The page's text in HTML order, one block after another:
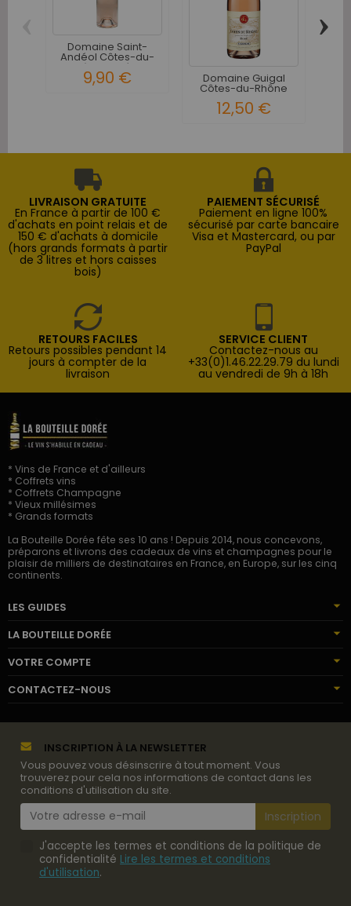
Domaine Saint-
Andéol Côtes-du-
Rhône Rosé -...
9,90 € Domaine Guigal
Côtes-du-Rhône
12,50 €
›
LIVRAISON GRATUITE
En France à partir de 100 €
d'achats en point relais et de
150 € d'achats à domicile
(hors grands formats à partir
de 3 litres et hors caisses
bois)
PAIEMENT SÉCURISÉ
Paiement en ligne 100%
sécurisé par carte bancaire
Visa et Mastercard, ou par
PayPal
RETOURS FACILES
Retours possibles pendant 14
jours à compter de la
livraison
SERVICE CLIENT
Contactez-nous au
+33(0)1.46.22.29.79 du lundi
au vendredi de 9h à 18h
* Vins de France et d'ailleurs
* Coffrets vins
* Coffrets Champagne
* Vieux millésimes
* Grands formats
La Bouteille Dorée fête ses 10 ans ! Depuis 2014, nous concevons,
préparons et livrons des cadeaux de vins et champagnes pour le
plaisir de milliers de destinataires en France, en Europe, sur les cinq
continents.
LES GUIDES
LA BOUTEILLE DORÉE
VOTRE COMPTE
CONTACTEZ-NOUS
INSCRIPTION À LA NEWSLETTER
Vous pouvez vous désinscrire à tout moment. Vous
trouverez pour cela nos informations de contact dans les
conditions d'utilisation du site.
J'accepte les termes et conditions de la politique de
confidentialité Lire les termes et conditions
d'utilisation.